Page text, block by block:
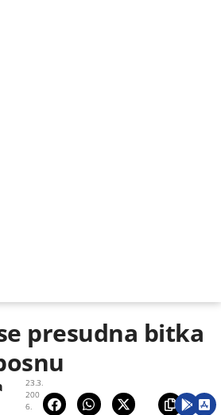
presudna bitka
23.3.
200
6.